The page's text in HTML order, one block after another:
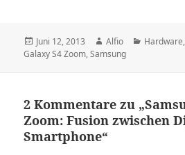
Veröffentlicht
am
Juni 12, 2013 Autor
Alfio Kategorien
Hardware,
Galaxy S4 Zoom,Samsung
2 Kommentare zu
Zoom: Fusion zwischen
Smartphone“